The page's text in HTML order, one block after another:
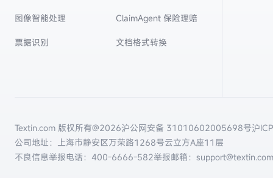
图像智能处理
票据识别
ClaimAgent 保险理赔
文档格式转换
Textin.com 版权所有@2026沪公网安备 31010602005698号沪
公司地址：上海市静安区万荣路1268号云立方A座11层
不良信息举报电话： 400-6666-582举报邮箱：support@textin.com